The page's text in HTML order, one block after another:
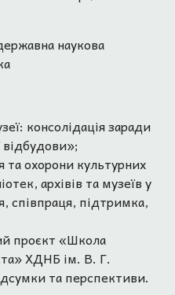
наукова
консолідація заради
охорони культурних
архівів та музеїв у
співпраця, підтримка,
проєкт «Школа
ХДНБ ім. В. Г.
та перспективи.